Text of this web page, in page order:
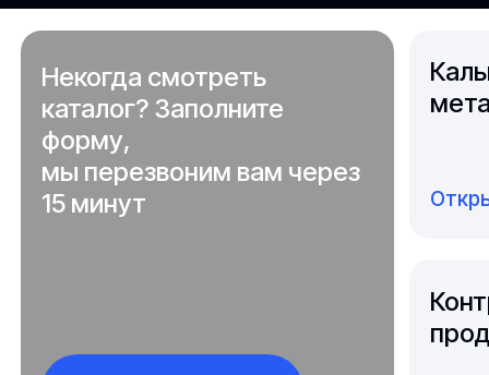
Некогда смотреть
каталог? Заполните
форму,
мы перезвоним вам через
15 минут